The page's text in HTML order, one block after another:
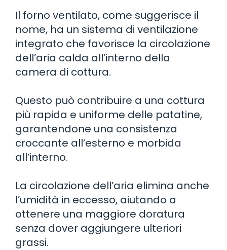
Il forno ventilato, come suggerisce il
nome, ha un sistema di ventilazione
integrato che favorisce la circolazione
dell’aria calda all’interno della
camera di cottura.
Questo può contribuire a una cottura
più rapida e uniforme delle patatine,
garantendone una consistenza
croccante all’esterno e morbida
all’interno.
La circolazione dell’aria elimina anche
l’umidità in eccesso, aiutando a
ottenere una maggiore doratura
senza dover aggiungere ulteriori
grassi.